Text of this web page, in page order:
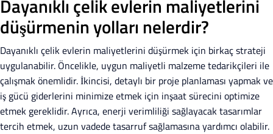
Dayanıklı çelik evlerin maliyetlerini
düşürmenin yolları nelerdir?
Dayanıklı çelik evlerin maliyetlerini düşürmek için birkaç strateji
uygulanabilir. Öncelikle, uygun maliyetli malzeme tedarikçileri ile
çalışmak önemlidir. İkincisi, detaylı bir proje planlaması yapmak ve
iş gücü giderlerini minimize etmek için inşaat sürecini optimize
etmek gereklidir. Ayrıca, enerji verimliliği sağlayacak tasarımlar
tercih etmek, uzun vadede tasarruf sağlamasına yardımcı olabilir.